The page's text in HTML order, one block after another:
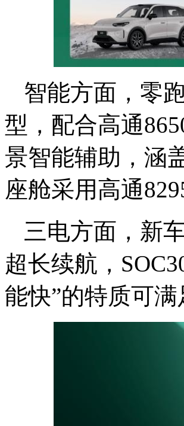
智能方面，零
型，配合高通
景智能辅助，涵
座舱采用高通
三电方面，新
超长续航，
能快”的特质可